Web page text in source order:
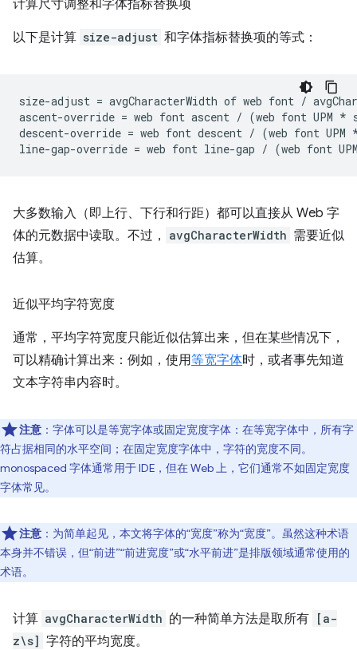
计算尺寸调整和字体指标替换项
以下是计算 size-adjust 和字体指标替换项的等式：
size-adjust = avgCharacterWidth of web font /
ascent-override = web font ascent / (web font UPM
descent-override = web font descent / (web font
大多数输入（即上行、下行和行距）都可以直接从 Web 字
体的元数据中读取。不过，
avgCharacterWidth 需要近似
估算。
近似平均字符宽度
通常，平均字符宽度只能近似估算出来，但在某些情况下，
可以精确计算出来：例如，使用等宽字体时，或者事先知道
文本字符串内容时。
注意 ：字体可以是等宽字体或固定宽度字体：在等宽字体中，所有字
符占据相同的水平空间；在固定宽度字体中，字符的宽度不同。
monospaced 字体通常用于 IDE，但在 Web 上，它们通常不如固定宽度
字体常见。
注意 ：为简单起见，本文将字体的“宽度”称为“宽度”。虽然这种术语
本身并不错误，但“前进”“前进宽度”或“水平前进”是排版领域通常使用的
术语。
计算 avgCharacterWidth 的一种简单方法是取所有 [a-
z\s] 字符的平均宽度。